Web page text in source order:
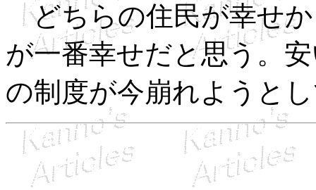
どちらの住民が幸せ
が一番幸せだと思う。
の制度が今崩れようと